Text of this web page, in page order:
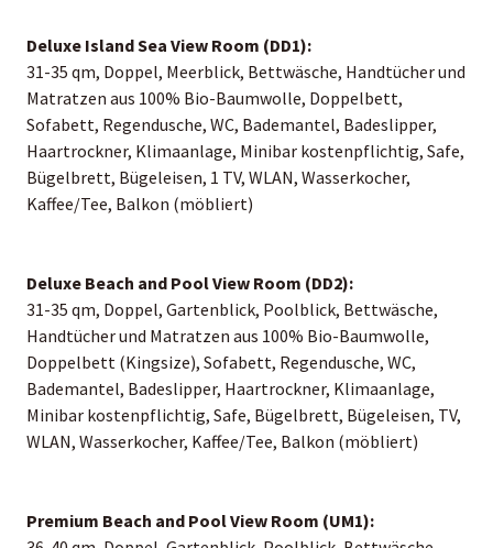
Deluxe Island Sea View Room (DD1):
31-35 qm, Doppel, Meerblick, Bettwäsche, Handtücher und
Matratzen aus 100% Bio-Baumwolle, Doppelbett,
Sofabett, Regendusche, WC, Bademantel, Badeslipper,
Haartrockner, Klimaanlage, Minibar kostenpflichtig, Safe,
Bügelbrett, Bügeleisen, 1 TV, WLAN, Wasserkocher,
Kaffee/Tee, Balkon (möbliert)
Deluxe Beach and Pool View Room (DD2):
31-35 qm, Doppel, Gartenblick, Poolblick, Bettwäsche,
Handtücher und Matratzen aus 100% Bio-Baumwolle,
Doppelbett (Kingsize), Sofabett, Regendusche, WC,
Bademantel, Badeslipper, Haartrockner, Klimaanlage,
Minibar kostenpflichtig, Safe, Bügelbrett, Bügeleisen, TV,
WLAN, Wasserkocher, Kaffee/Tee, Balkon (möbliert)
Premium Beach and Pool View Room (UM1):